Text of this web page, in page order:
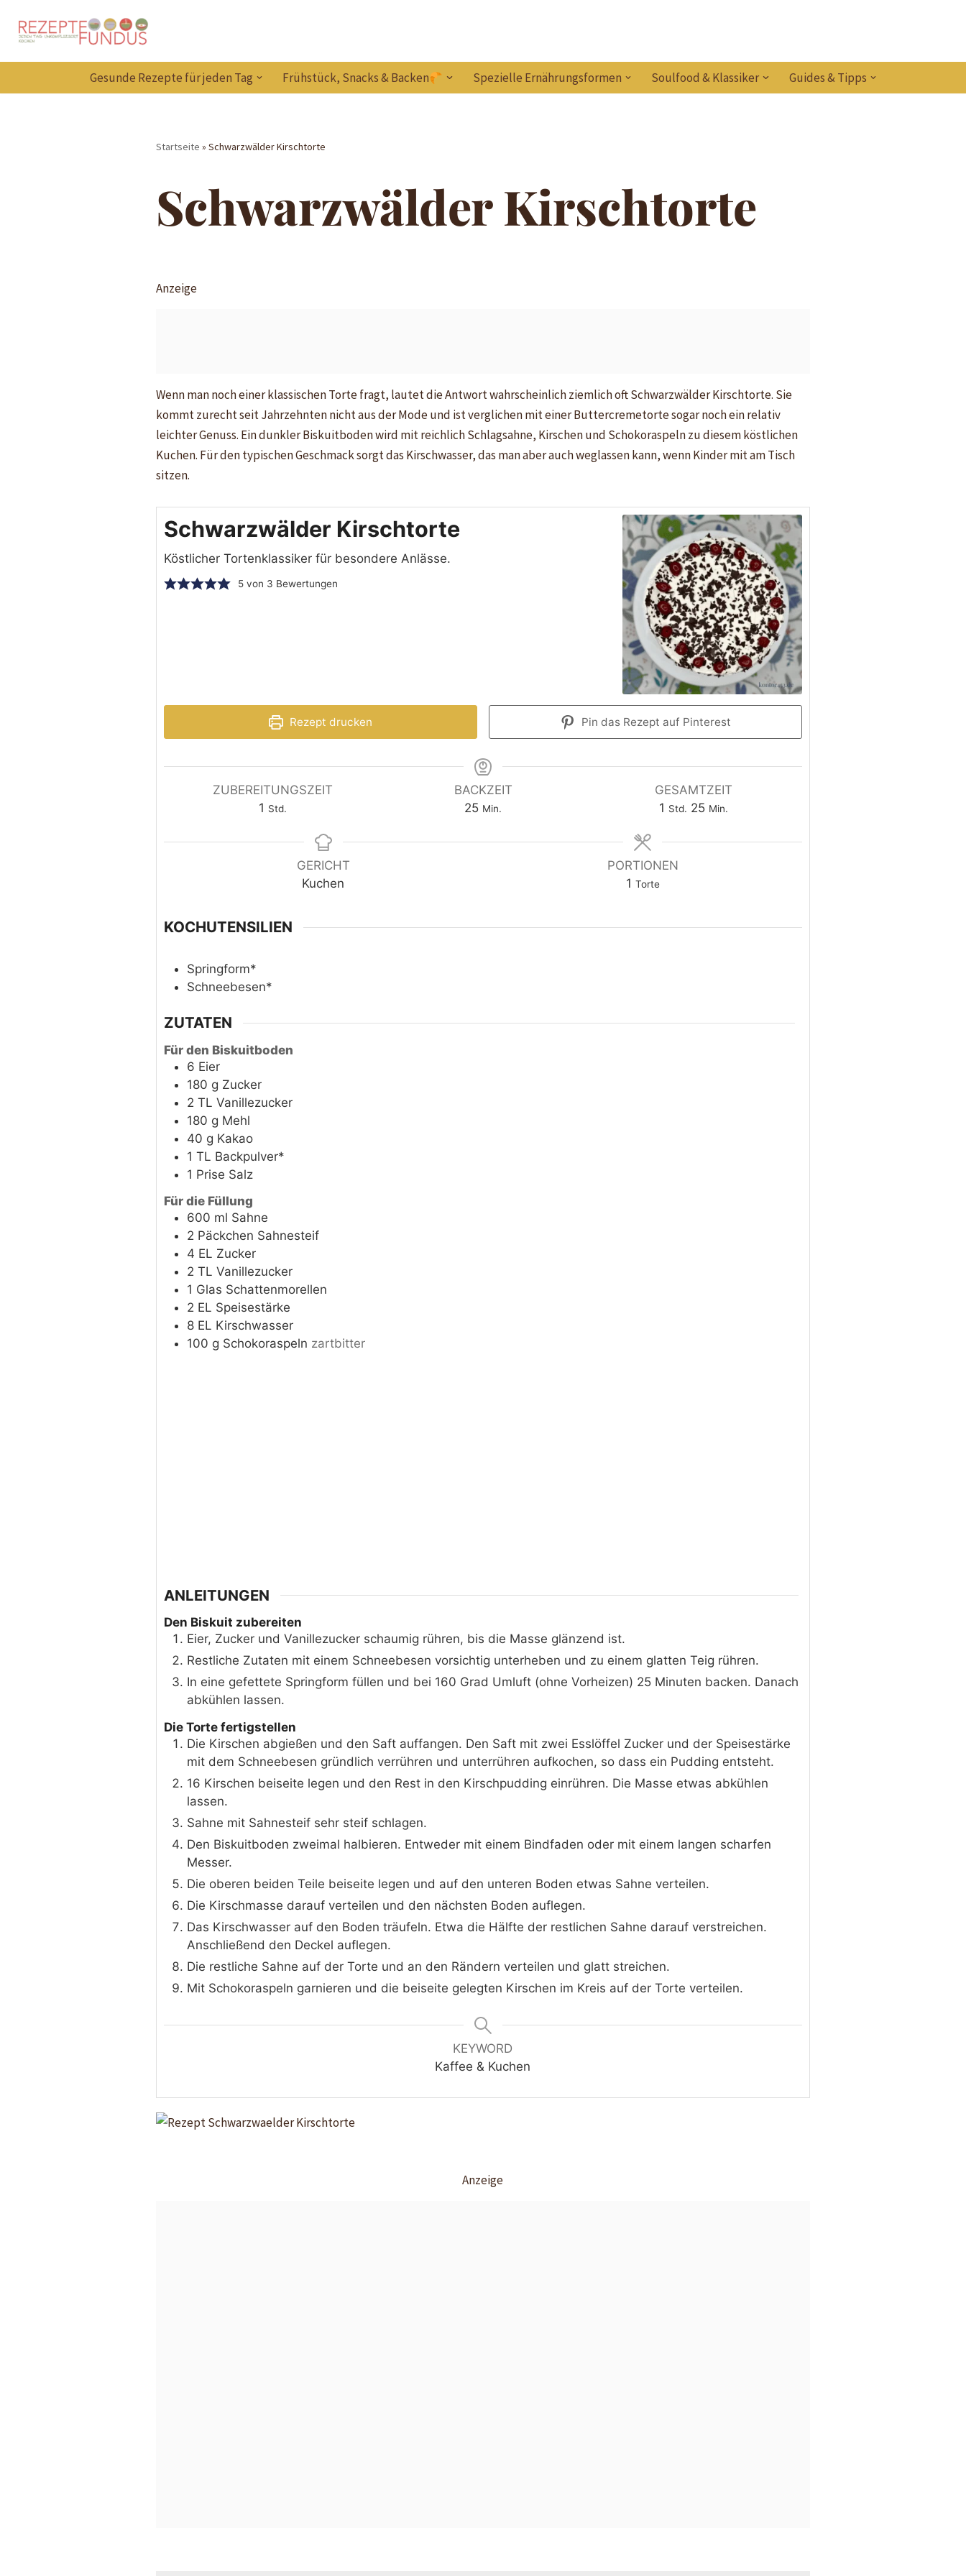
Zum
Inhalt
Gesunde Rezepte für jeden Tag Frühstück, Snacks & Backen Spezielle Ernährungsformen Soulfood & Klassiker Guides & Tipps
Startseite » Schwarzwälder Kirschtorte
Schwarzwälder Kirschtorte
Anzeige
Wenn man noch einer klassischen Torte fragt, lautet die Antwort wahrscheinlich ziemlich oft Schwarzwälder Kirschtorte. Sie
kommt zurecht seit Jahrzehnten nicht aus der Mode und ist verglichen mit einer Buttercremetorte sogar noch ein relativ
leichter Genuss. Ein dunkler Biskuitboden wird mit reichlich Schlagsahne, Kirschen und Schokoraspeln zu diesem köstlichen
Kuchen. Für den typischen Geschmack sorgt das Kirschwasser, das man aber auch weglassen kann, wenn Kinder mit am Tisch
sitzen.
Schwarzwälder Kirschtorte
Köstlicher Tortenklassiker für besondere Anlässe.
5 von 3 Bewertungen
Rezept drucken Pin das Rezept auf Pinterest
ZUBEREITUNGSZEIT
1 Std.
BACKZEIT
25 Min.
GESAMTZEIT
1 Std. 25 Min.
GERICHT
Kuchen
PORTIONEN
1 Torte
KOCHUTENSILIEN
Springform*
Schneebesen*
ZUTATEN
Für den Biskuitboden
6 Eier
180 g Zucker
2 TL Vanillezucker
180 g Mehl
40 g Kakao
1 TL Backpulver*
1 Prise Salz
Für die Füllung
600 ml Sahne
2 Päckchen Sahnesteif
4 EL Zucker
2 TL Vanillezucker
1 Glas Schattenmorellen
2 EL Speisestärke
8 EL Kirschwasser
100 g Schokoraspeln zartbitter
ANLEITUNGEN
Den Biskuit zubereiten
Eier, Zucker und Vanillezucker schaumig rühren, bis die Masse glänzend ist.
Restliche Zutaten mit einem Schneebesen vorsichtig unterheben und zu einem glatten Teig rühren.
In eine gefettete Springform füllen und bei 160 Grad Umluft (ohne Vorheizen) 25 Minuten backen. Danach
abkühlen lassen.
Die Torte fertigstellen
Die Kirschen abgießen und den Saft auffangen. Den Saft mit zwei Esslöffel Zucker und der Speisestärke
mit dem Schneebesen gründlich verrühren und unterrühren aufkochen, so dass ein Pudding entsteht.
16 Kirschen beiseite legen und den Rest in den Kirschpudding einrühren. Die Masse etwas abkühlen
lassen.
Sahne mit Sahnesteif sehr steif schlagen.
Den Biskuitboden zweimal halbieren. Entweder mit einem Bindfaden oder mit einem langen scharfen
Messer.
Die oberen beiden Teile beiseite legen und auf den unteren Boden etwas Sahne verteilen.
Die Kirschmasse darauf verteilen und den nächsten Boden auflegen.
Das Kirschwasser auf den Boden träufeln. Etwa die Hälfte der restlichen Sahne darauf verstreichen.
Anschließend den Deckel auflegen.
Die restliche Sahne auf der Torte und an den Rändern verteilen und glatt streichen.
Mit Schokoraspeln garnieren und die beiseite gelegten Kirschen im Kreis auf der Torte verteilen.
KEYWORD
Kaffee & Kuchen
Anzeige